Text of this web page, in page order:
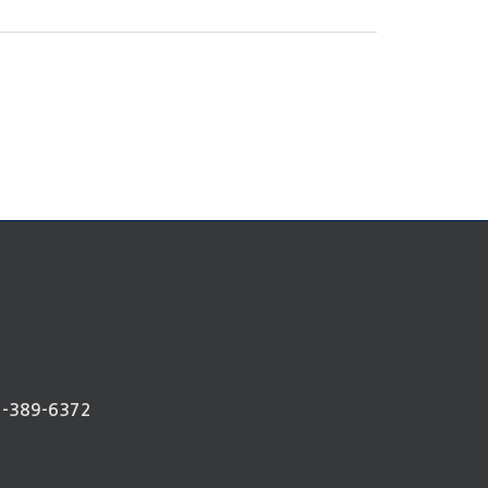
389-6372